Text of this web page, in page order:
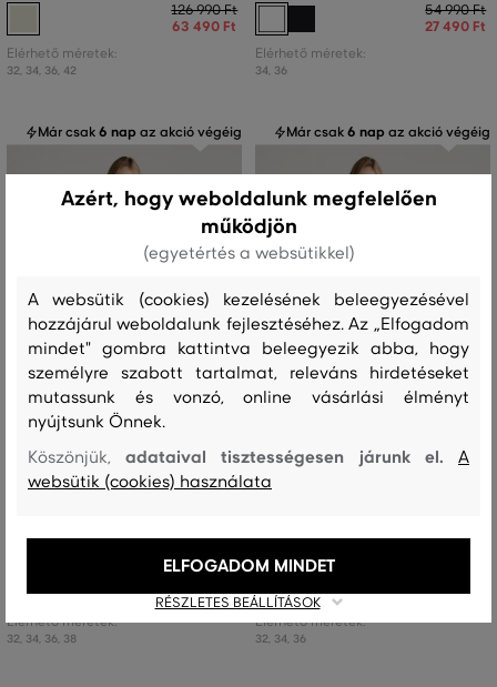
126 990 Ft
63 490 Ft
Elérhető méretek:
32, 34, 36, 42
54 990 Ft
27 490 Ft
Elérhető méretek:
34, 36
Már csak6 nap az akció végéig
AKCIÓ -50%
SHIRT DRESS
45 990 Ft
Elérhető méretek:
32, 34, 36, 38
Már csak6 nap az akció végéig
AKCIÓ -50%
DRESS
43 990 Ft
Elérhető méretek:
32, 34, 36
Azért, hogy weboldalunk megfelelően
működjön
(egyetértés a websütikkel)
A websütik (cookies) kezelésének beleegyezésével
hozzájárul weboldalunk fejlesztéséhez. Az „Elfogadom
mindet" gombra kattintva beleegyezik abba, hogy
személyre szabott tartalmat, releváns hirdetéseket
mutassunk és vonzó, online vásárlási élményt
nyújtsunk Önnek.
Köszönjük,adataival tisztességesen járunk el.A
websütik (cookies) használata
RÉSZLETES BEÁLLÍTÁSOK
ELFOGADOM MINDET